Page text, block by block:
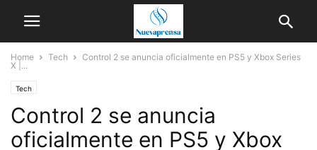
Home Tech
Control 2 se anuncia oficialmente en PS5 y Xbox Series
X |...
Tech
Control 2 se anuncia
oficialmente en PS5 y Xbox